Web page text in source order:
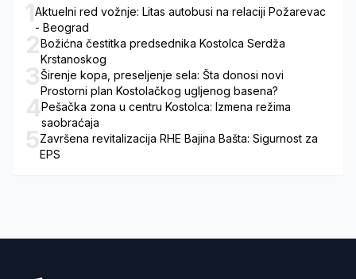
1Aktuelni red vožnje: Litas autobusi na relaciji Požarevac
- Beograd
2Božićna čestitka predsednika Kostolca Serdža
Krstanoskog
3Širenje kopa, preseljenje sela: Šta donosi novi
Prostorni plan Kostolačkog ugljenog basena?
4Pešačka zona u centru Kostolca: Izmena režima
saobraćaja
5Završena revitalizacija RHE Bajina Bašta: Sigurnost za
EPS